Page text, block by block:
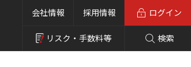
会社情報 採用情報
リスク・ 手数料等 検索
ログイン